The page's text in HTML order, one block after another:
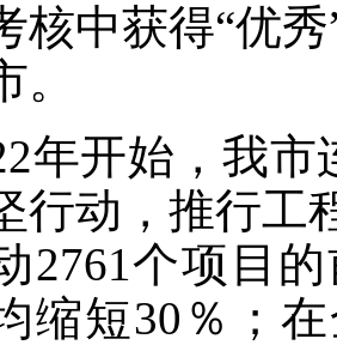
核中获得“优
。
年开始，我
行动，推行工
2761个项目
缩短30％；